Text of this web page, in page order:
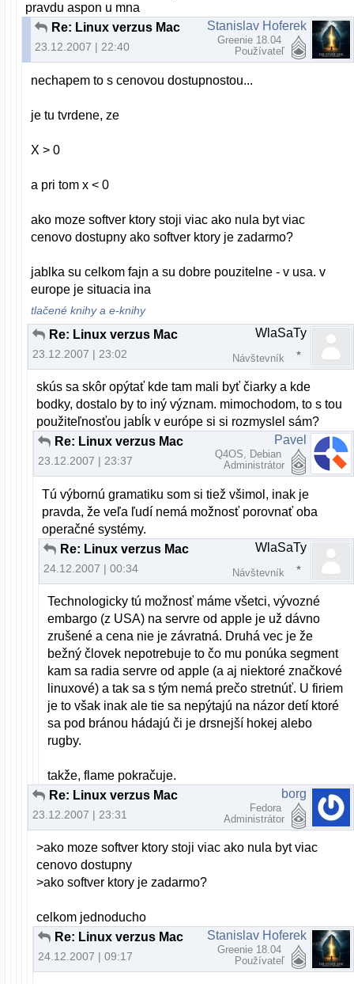
pravdu aspon u mna
Re: Linux verzus Mac
23.12.2007 | 22:40
Stanislav Hoferek
Greenie 18.04
Používateľ
nechapem to s cenovou dostupnostou...
je tu tvrdene, ze
X > 0
a pri tom x < 0
ako moze softver ktory stoji viac ako nula byt viac
cenovo dostupny ako softver ktory je zadarmo?
jablka su celkom fajn a su dobre pouzitelne - v usa. v
europe je situacia ina
tlačené knihy a e-knihy
Re: Linux verzus Mac
23.12.2007 | 23:02
WlaSaTy
Návštevník
skús sa skôr opýtať kde tam mali byť čiarky a kde
bodky, dostalo by to iný význam. mimochodom, to s tou
použiteľnosťou jabĺk v európe si si rozmyslel sám?
Re: Linux verzus Mac
23.12.2007 | 23:37
Pavel
Q4OS, Debian
Administrátor
Tú výbornú gramatiku som si tiež všimol, inak je
pravda, že veľa ľudí nemá možnosť porovnať oba
operačné systémy.
Re: Linux verzus Mac
24.12.2007 | 00:34
WlaSaTy
Návštevník
Technologicky tú možnosť máme všetci, vývozné
embargo (z USA) na servre od apple je už dávno
zrušené a cena nie je závratná. Druhá vec je že
bežný človek nepotrebuje to čo mu ponúka segment
kam sa radia servre od apple (a aj niektoré značkové
linuxové) a tak sa s tým nemá prečo stretnúť. U firiem
je to však inak ale tie sa nepýtajú na názor detí ktoré
sa pod bránou hádajú či je drsnejší hokej alebo
rugby.
takže, flame pokračuje.
Re: Linux verzus Mac
23.12.2007 | 23:31
borg
Fedora
Administrátor
>ako moze softver ktory stoji viac ako nula byt viac
cenovo dostupny
>ako softver ktory je zadarmo?
celkom jednoducho
Re: Linux verzus Mac
24.12.2007 | 09:17
Stanislav Hoferek
Greenie 18.04
Používateľ